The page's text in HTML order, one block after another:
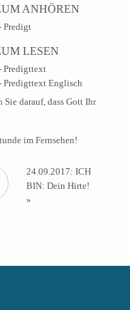
ANHÖREN
Predigt
LESEN
Predigttext
Predigttext Englisch
Sie darauf, dass Gott Ihr
im Fernsehen!
24.09.2017: ICH
BIN: Dein Hirte!
»